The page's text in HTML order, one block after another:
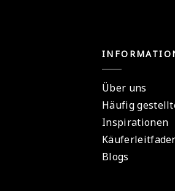
Über uns
Häufig
Inspirationen
Blogs